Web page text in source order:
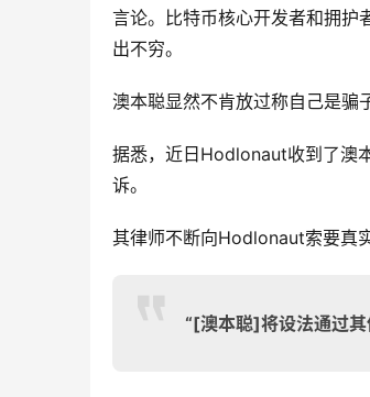
言论。比特币核心开发者和拥护
出不穷。
澳本聪显然不肯放过称自己是骗
据悉，近日Hodlonaut收到了澳
诉。
其律师不断向Hodlonaut索要真
“[澳本聪]将设法通过